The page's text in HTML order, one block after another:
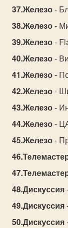
Железо-
Железо-
Железо-
Железо-
Железо-
Железо-
Железо-
Железо-
Железо-
Дискуссия
Дискуссия
Дискуссия